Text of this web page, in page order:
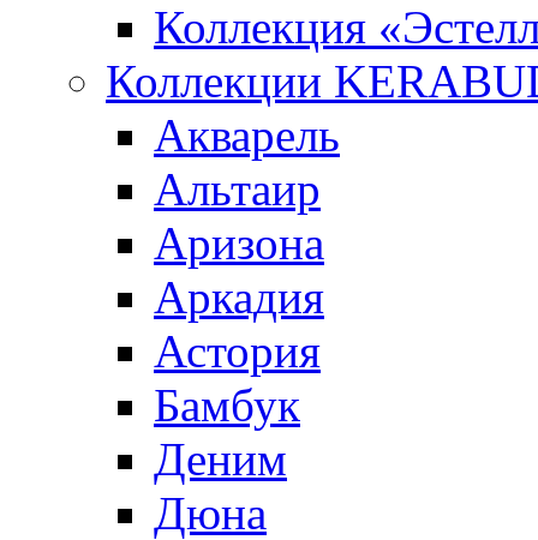
Коллекция
Коллекции
Акварель
Альтаир
Аризона
Аркадия
Астория
Бамбук
Деним
Дюна